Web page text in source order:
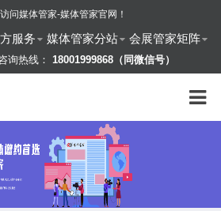
问媒体管家-媒体管家官网 ！
服务 媒体管家分站
会展管家矩阵
询热线： 18001999868（同微信号）